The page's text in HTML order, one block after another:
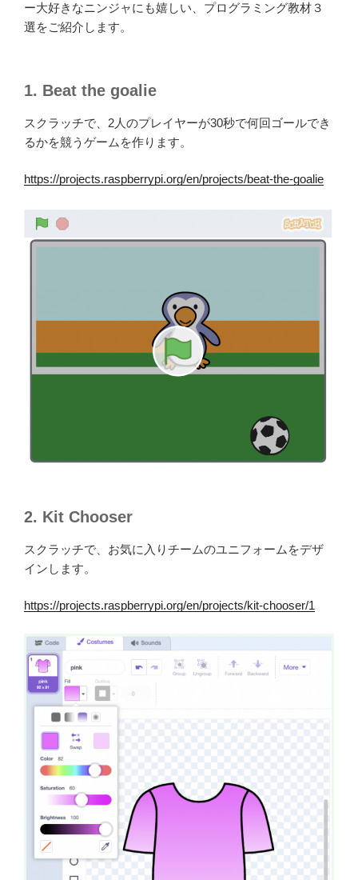
ー大好きなニンジャにも嬉しい、プログラミング教材３
選をご紹介します。
1. Beat the goalie
スクラッチで、2人のプレイヤーが30秒で何回ゴールでき
るかを競うゲームを作ります。
https://projects.raspberrypi.org/en/projects/beat-the-goalie
2. Kit Chooser
スクラッチで、お気に入りチームのユニフォームをデザ
インします。
https://projects.raspberrypi.org/en/projects/kit-chooser/1